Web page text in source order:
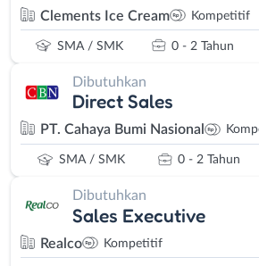
Clements Ice Cream Kompetitif
SMA / SMK 0 - 2 Tahun
Dibutuhkan
Direct Sales
PT. Cahaya Bumi Nasional
SMA / SMK 0 - 2 Tahun
Dibutuhkan
Sales Executive
Realco Kompetitif